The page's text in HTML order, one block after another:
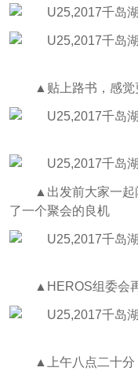
▲贴上路书，感觉
▲出发前大家一起
了一个聚会的良机
▲HEROS组委会
▲上午八点二十分